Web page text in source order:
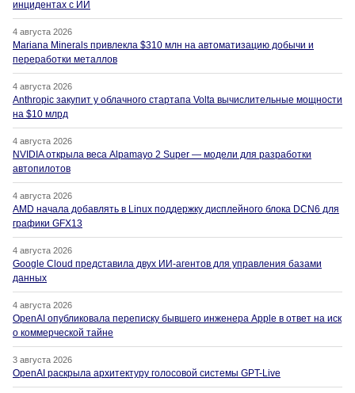
инцидентах с ИИ
4 августа 2026
Mariana Minerals привлекла $310 млн на автоматизацию добычи и
переработки металлов
4 августа 2026
Anthropic закупит у облачного стартапа Volta вычислительные мощности
на $10 млрд
4 августа 2026
NVIDIA открыла веса Alpamayo 2 Super — модели для разработки
автопилотов
4 августа 2026
AMD начала добавлять в Linux поддержку дисплейного блока DCN6 для
графики GFX13
4 августа 2026
Google Cloud представила двух ИИ-агентов для управления базами
данных
4 августа 2026
OpenAI опубликовала переписку бывшего инженера Apple в ответ на иск
о коммерческой тайне
3 августа 2026
OpenAI раскрыла архитектуру голосовой системы GPT-Live